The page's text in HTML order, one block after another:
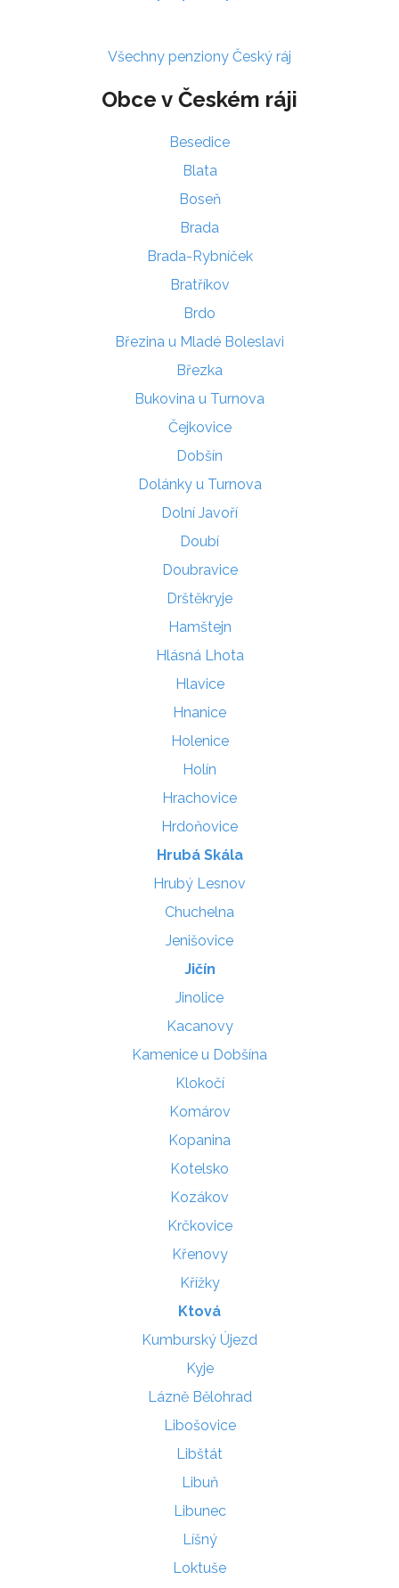
Všechny penziony Český ráj
Obce v Českém ráji
Besedice
Blata
Boseň
Brada
Brada-Rybníček
Bratříkov
Brdo
Březina u Mladé Boleslavi
Březka
Bukovina u Turnova
Čejkovice
Dobšín
Dolánky u Turnova
Dolní Javoří
Doubí
Doubravice
Drštěkryje
Hamštejn
Hlásná Lhota
Hlavice
Hnanice
Holenice
Holín
Hrachovice
Hrdoňovice
Hrubá Skála
Hrubý Lesnov
Chuchelna
Jenišovice
Jičín
Jinolice
Kacanovy
Kamenice u Dobšína
Klokočí
Komárov
Kopanina
Kotelsko
Kozákov
Krčkovice
Křenovy
Křížky
Ktová
Kumburský Újezd
Kyje
Lázně Bělohrad
Libošovice
Libštát
Libuň
Libunec
Líšný
Loktuše